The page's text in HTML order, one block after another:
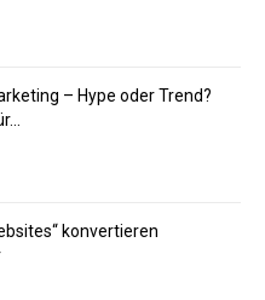
– Hype oder Trend?
konvertieren